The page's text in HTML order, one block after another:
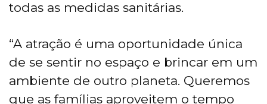
todas as medidas sanitárias.
“A atração é uma oportunidade única
de se sentir no espaço e brincar em um
ambiente de outro planeta. Queremos
que as famílias aproveitem o tempo